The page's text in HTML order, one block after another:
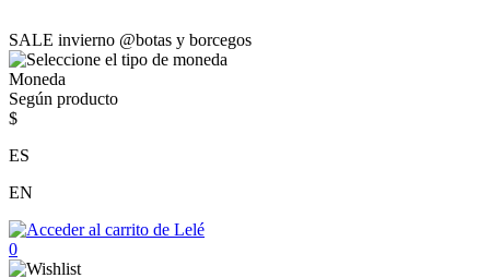
SALE invierno @botas y borcegos
Moneda
Según producto
$
ES
EN
0